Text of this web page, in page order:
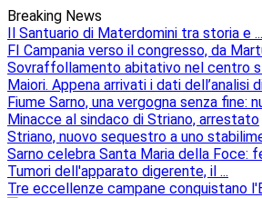
Breaking News
Il Santuario di Materdomini tra storia e ...
FI Campania verso il congresso, da
Sovraffollamento abitativo nel centro
Maiori. Appena arrivati i dati dell’analisi
Fiume Sarno, una vergogna senza fine:
Minacce al sindaco di Striano, arrestato
Striano, nuovo sequestro a uno
Sarno celebra Santa Maria della Foce:
Tumori dell'apparato digerente, il ...
Tre eccellenze campane conquistano